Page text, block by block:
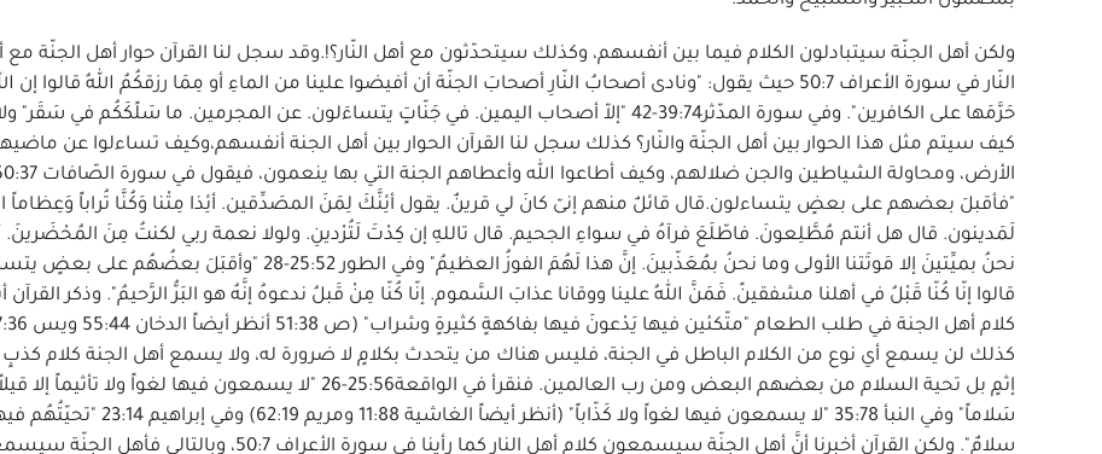
ولكن أهل الجنّة سيتبادلون الكلام فيما بين أنفسهم، وكذلك سيتحدّثون مع أهل النّار؟!.وقد سجل لنا القرآن حوار أهل الجنّة مع
النّار في سورة الأعراف 50:7 حيث يقول: "ونادى أصحابُ النّارِ أصحابَ الجنّة أن أفيضوا علينا من الماءِ أو مِمَا رزقكُمُ اللهُ قالوا إن
حَرَّمَها على الكافرين". وفي سورة المدّثر39:74-42 "إلاّ أصحاب اليمين. في جَنّاتٍ يتساءَلون. عن المجرمين. ما سَلًكَكُم في
كيف سيتم مثل هذا الحوار بين أهل الجنّة والنّار؟ كذلك سجل لنا القرآن الحوار بين أهل الجنة أنفسهم،وكيف تساءلوا عن
"فأقبلَ بعضهم على بعضٍ يتساءلون.قال قائلٌ منهم إنىّ كانَ لي قرينٌ. يقول أئِنَّكَ لِمَنَ المصَدِّقين. أئِذا مِتْنا وَكُنَّا تُراباً وَعِظاماً
لَمَدينون. قال هل أنتم مُطَّلِعونَ. فاطّلَعَ فرآهُ في سواءِ الجحيم. قال تاللهِ إن كِدْتَ لَتُرْدينِ. ولولا نعمة ربي لكنتُ مِنَ المُحْضَرينَ.
نحنُ بميِّتينَ إلا مَوتَتنا الأولى وما نحنُ بمُعَذّبينَ. إنَّ هذا لَهُمَ الفوزُ العظيمُ" وفي الطور 25:52-28 "وأقبَلَ
قالوا إنّا كُنّا قَبْلُ في أهلنا مشفقينً. فَمَنَّ اللهُ علينا ووقانا عذابَ السَّموم. إنّا كُنّا مِنْ قَبلُ ندعوهُ إنَّهُ هو البَرُّ الرَّحيمُ". وذكر القرآن
كذلك لن يسمع أي نوع من الكلام الباطل في الجنة، فليس هناك من يتحدث بكلامٍ لا ضرورة له، ولا يسمع أهل الجنة كلام كذبٍ
إثمٍ بل تحية السلام من بعضهم البعض ومن رب العالمين. فنقرأ في الواقعة25:56-26 "لا يسمعون فيها لغواً ولا
سَلاماً" وفي النبأ 35:78 "لا يسمعون فيها لغواً ولا كَذّاباً" (أنظر أيضاً الغاشية 11:88 ومريم 62:19) وفي إبراهيم
سلامٌ". ولكن القرآن أخبرنا أنَّ أهل الجنّة سيسمعون كلام أهل النار كما رأينا في سورة الأعراف 50:7، وبالتالي